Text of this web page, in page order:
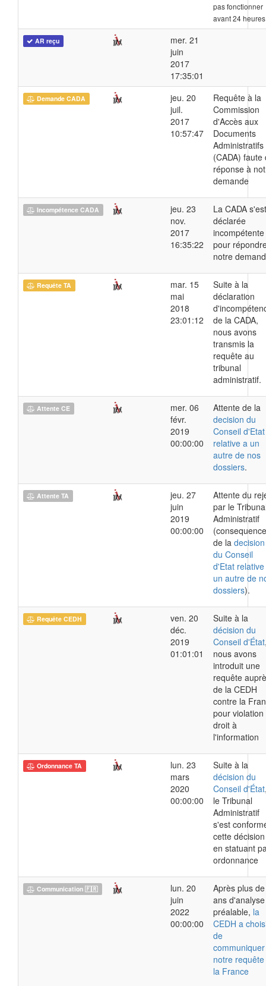
pas fonctionner
avant 24
AR reçu
mer. 21
juin
2017
17:35:01
Demande CADA
jeu. 20
juil.
2017
10:57:47
Requête à la
Commission
d'Accès aux
Documents
Administratifs
(CADA) faute
réponse à
demande
Incompétence CADA
jeu. 23
nov.
2017
16:35:22
La CADA s'est
déclarée
incompétente
pour
notre
Requête TA
mar. 15
mai
2018
23:01:12
Suite à la
déclaration
de la CADA,
nous avons
transmis la
requête au
tribunal
administratif.
Attente CE
mer. 06
févr.
2019
00:00:00
Attente de la
decision du
Conseil d'Etat
relative a un
autre de nos
dossiers.
Attente TA
jeu. 27
juin
2019
00:00:00
Attente du
par le
Administratif
(consequence
de la decision
du Conseil
d'Etat
un autre de
dossiers).
Requête CEDH
ven. 20
déc.
2019
01:01:01
Suite à la
décision du
Conseil d'État
nous avons
introduit une
requête
de la CEDH
contre la
pour violation
droit à
l'information
Ordonnance TA
lun. 23
mars
2020
00:00:00
Suite à la
décision du
Conseil d'État
le Tribunal
Administratif
s'est
cette décision
en statuant
ordonnance
Communication 🇫🇷
lun. 20
juin
2022
00:00:00
Après plus
ans d'analyse
préalable, la
CEDH a
de
communiquer
notre
la France